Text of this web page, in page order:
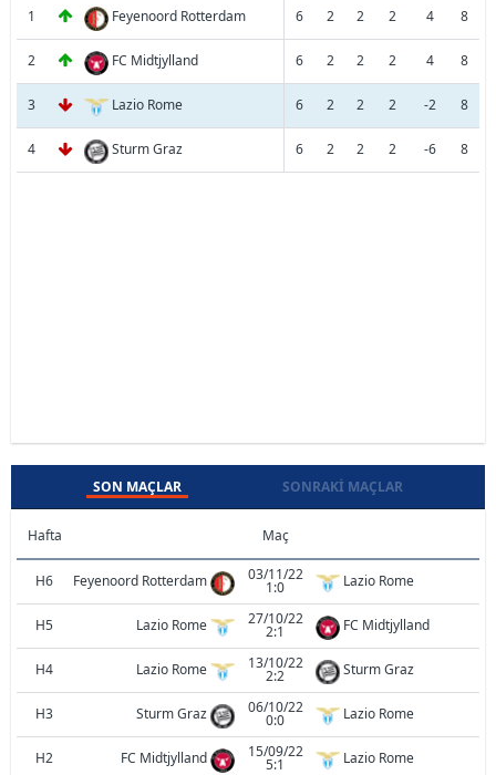
1 Feyenoord Rotterdam 6 2 2 2 4 8
2 FC Midtjylland 6 2 2 2 4 8
3 Lazio Rome 6 2 2 2 -2 8
4 Sturm Graz 6 2 2 2 -6 8
SON MAÇLAR SONRAKI MAÇLAR
Hafta Maç
H6 Feyenoord Rotterdam 03/11/22
1:0 Lazio Rome
H5 Lazio Rome 27/10/22
2:1 FC Midtjylland
H4 Lazio Rome 13/10/22
2:2 Sturm Graz
H3 Sturm Graz 06/10/22
0:0 Lazio Rome
H2 FC Midtjylland 15/09/22
5:1 Lazio Rome